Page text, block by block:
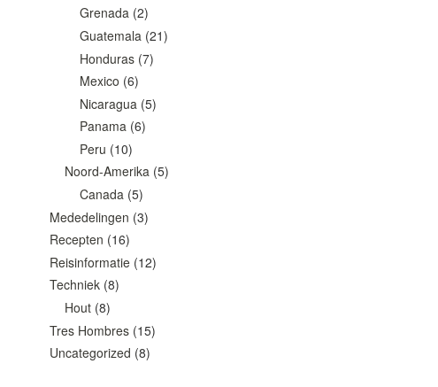
Grenada (2)
Guatemala (21)
Honduras (7)
Mexico (6)
Nicaragua (5)
Panama (6)
Peru (10)
Noord-Amerika (5)
Canada (5)
Mededelingen (3)
Recepten (16)
Reisinformatie (12)
Techniek (8)
Hout (8)
Tres Hombres (15)
Uncategorized (8)